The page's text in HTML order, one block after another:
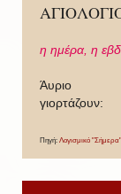
η ημέρα, η
Άυριο
γιορτάζουν:
Πηγή: Λογισμικό "Σήμερα"